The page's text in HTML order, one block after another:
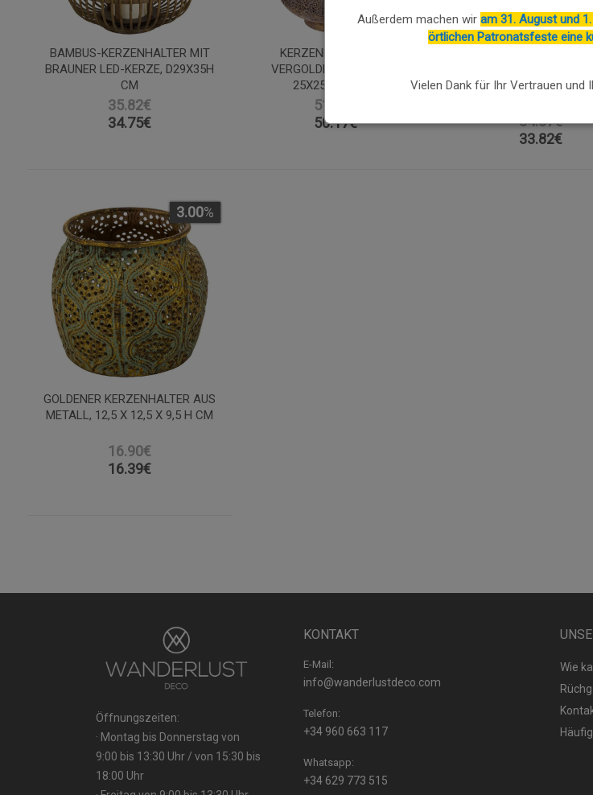
BAMBUS-KERZENHALTER MIT
BRAUNER LED-KERZE, D29X35H
CM
35.82€
34.75€
KERZENHALTER AUS
VERGOLDETEM METALL
25X25X38 CM H
51.72€
50.17€
BAMBUSHOLZ GRÜN
34.87€
33.82€
GOLDENER KERZENHALTER AUS
METALL, 12,5 X 12,5 X 9,5 H CM
16.90€
3.00%
16.39€
Öffnungszeiten:
· Montag bis Donnerstag von
9:00 bis 13:30 Uhr / von 15:30 bis
18:00 Uhr
KONTAKT
E-Mail:
info@wanderlustdeco.com
Telefon:
+34 960 663 117
Whatsapp:
+34 629 773 515
Wie
Außerdem machen wiram 31. August und
örtlichen Patronatsfeste eine
Vielen Dank für Ihr Vertrauen und